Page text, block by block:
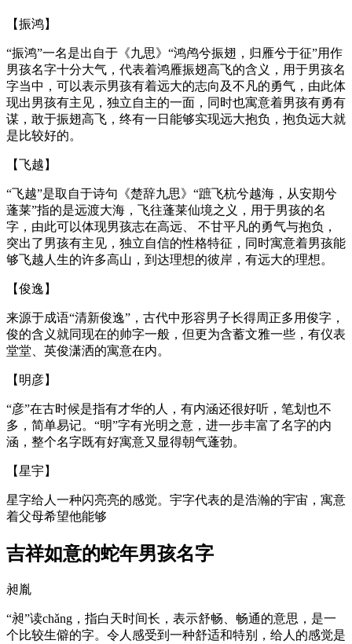
【振鸿】
“振鸿”一名是出自于《九思》“鸿鸬兮振翅，归雁兮于征”用作
男孩名字十分大气，代表着鸿雁振翅高飞的含义，用于男孩名
字当中，可以表示男孩有着远大的志向及不凡的勇气，由此体
现出男孩有主见，独立自主的一面，同时也寓意着男孩有勇有
谋，敢于振翅高飞，终有一日能够实现远大抱负，抱负远大就
是比较好的。
【飞越】
“飞越”是取自于诗句《楚辞九思》“蹠飞杭兮越海，从安期兮
蓬莱”指的是远渡大海，飞往蓬莱仙境之义，用于男孩的名
字，由此可以体现男孩志在高远、 不甘平凡的勇气与抱负，
突出了男孩有主见，独立自信的性格特征，同时寓意着男孩能
够飞越人生的许多高山，到达理想的彼岸，有远大的理想。
【俊逸】
来源于成语“清新俊逸”，古代中形容男子长得周正多用俊字，
俊的含义就同现在的帅字一般，但更为含蓄文雅一些，有仪表
堂堂、英俊潇洒的寓意在内。
【明彦】
“彦”在古时候是指有才华的人，有内涵还很好听，笔划也不
多，简单易记。“明”字有光明之意，进一步丰富了名字的内
涵，整个名字既有好寓意又显得朝气蓬勃。
【星宇】
星字给人一种闪亮亮的感觉。宇字代表的是浩瀚的宇宙，寓意
着父母希望他能够
吉祥如意的蛇年男孩名字
昶胤
“昶”读chǎng，指白天时间长，表示舒畅、畅通的意思，是一
个比较生僻的字。令人感受到一种舒适和特别，给人的感觉是